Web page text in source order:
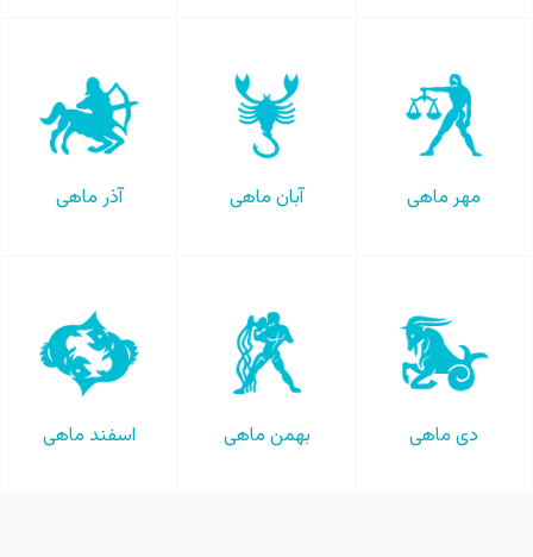
مهر ماهی آبان ماهی آذر ماهی
دی ماهی بهمن ماهی اسفند ماهی